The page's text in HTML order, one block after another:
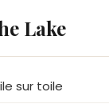
Lake
sur toile